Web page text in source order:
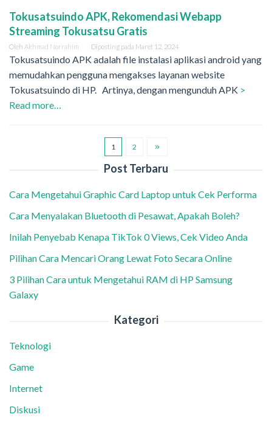
Tokusatsuindo APK, Rekomendasi Webapp
Streaming Tokusatsu Gratis
Oleh Akhmad Norrahim Diposting pada Maret 12, 2024
Tokusatsuindo APK adalah file instalasi aplikasi android yang
memudahkan pengguna mengakses layanan website
Tokusatsuindo di HP. Artinya, dengan mengunduh APK >
Read more…
1 2
Post Terbaru
Cara Mengetahui Graphic Card Laptop untuk Cek Performa
Cara Menyalakan Bluetooth di Pesawat, Apakah Boleh?
Inilah Penyebab Kenapa TikTok 0 Views, Cek Video Anda
Pilihan Cara Mencari Orang Lewat Foto Secara Online
3 Pilihan Cara untuk Mengetahui RAM di HP Samsung
Galaxy
Kategori
Teknologi
Game
Internet
Diskusi